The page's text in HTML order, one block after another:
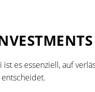
es essenziell, auf